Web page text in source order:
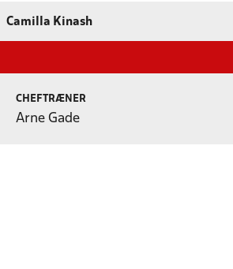
Camilla Kinash
CHEFTRÆNER
Arne Gade